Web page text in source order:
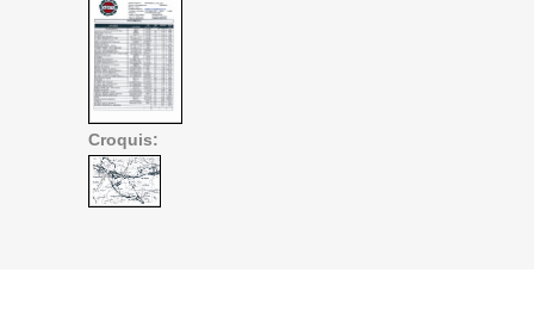
Croquis: